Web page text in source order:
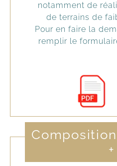
notamment de
de terrains de
Pour en faire la
remplir le
+